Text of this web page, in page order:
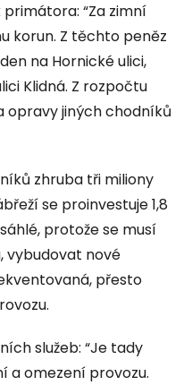
“Za zimní
korun. Z těchto peněz
na Hornické ulici,
Klidná. Z rozpočtu
opravy jiných chodníků
zhruba tři miliony
se proinvestuje 1,8
protože se musí
vybudovat nové
přesto
služeb: “Je tady
a omezení provozu.